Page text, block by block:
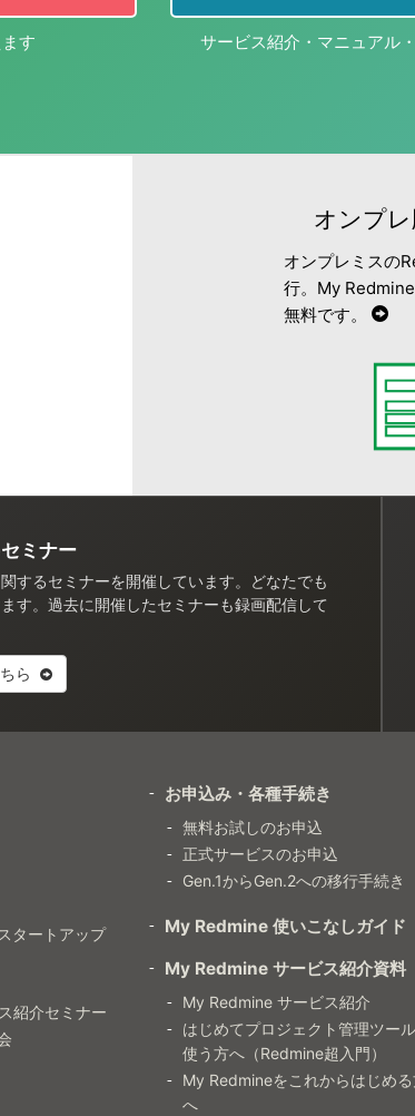
す サービス紹介・マニュアル
オンプ
オンプレミスの
行。My
無料です。
ミナー
するセミナーを開催しています。どなたでも
す。過去に開催したセミナーも録画配信して
ら
タートアップ
紹介セミナー
お申込み・各種手続き
無料お試しのお申込
正式サービスのお申込
Gen.1からGen.2への移行手続き
My Redmine 使いこなしガイド
My Redmine サービス紹介資料
My Redmine サービス紹介
はじめてプロジェクト管理ツー
使う方へ（Redmine超入門）
My Redmineをこれからはじめ
へ